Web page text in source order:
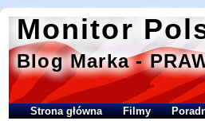
Monitor
Blog Marka -
Strona główna Filmy